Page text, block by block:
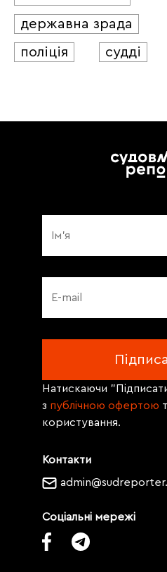
державна зрада
поліція
судді
Контакти
Соціальні мережі
Натискаючи
з публічною офертою
користування.